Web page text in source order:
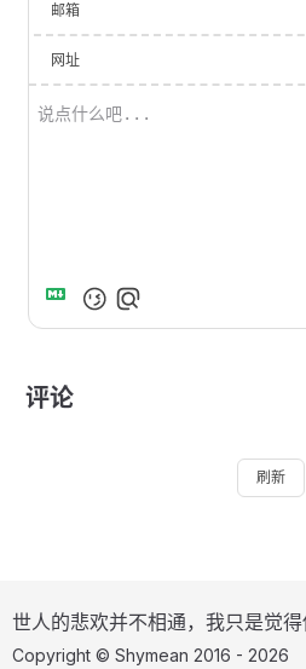
邮箱
网址
评论
刷新
世人的悲欢并不相通，我只是觉得
Copyright © Shymean 2016 - 2026